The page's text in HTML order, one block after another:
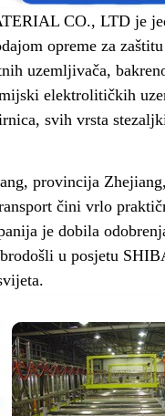
CO., LTD je
opreme za
uzemljivača,
elektrolitičkih
svih vrsta
provincija
čini vrlo
je dobila
u posjetu